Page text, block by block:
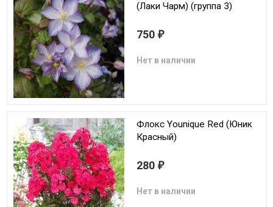
(Лаки Чарм) (группа 3)
750 ₽
Нет в наличии
Флокс Younique Red (Юник
Красный)
280 ₽
Нет в наличии